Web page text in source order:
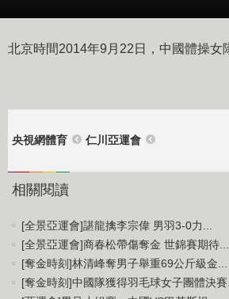
北京時間2014年9月22日，中國體操女
央視網體育 仁川亞運會
相關閱讀
[全景亞運會]諶龍擒李宗偉 男羽3-0力...
[全景亞運會]商春松帶傷奪金 世錦賽期待...
[奪金時刻]林清峰奪男子舉重69公斤級金...
[奪金時刻]中國隊獲得羽毛球女子團體決賽